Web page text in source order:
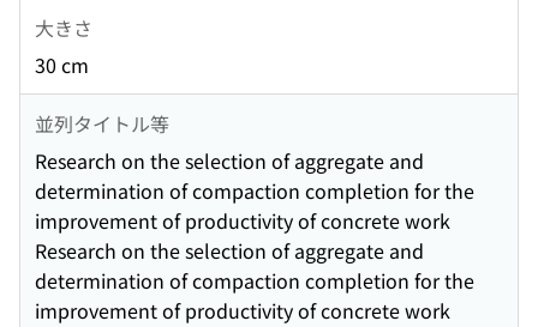
大きさ
30 cm
並列タイトル等
Research on the selection of aggregate and
determination of compaction completion for the
improvement of productivity of concrete work
Research on the selection of aggregate and
determination of compaction completion for the
improvement of productivity of concrete work